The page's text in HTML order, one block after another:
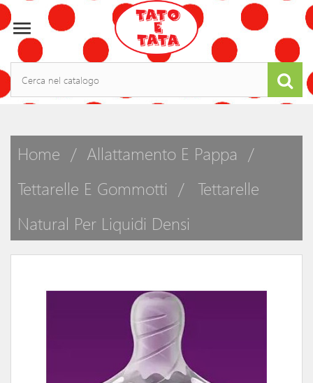

Home
Allattamento E Pappa
Tettarelle E Gommotti
Tettarelle
Natural Per Liquidi Densi